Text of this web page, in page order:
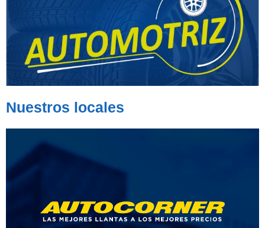
Nuestros locales